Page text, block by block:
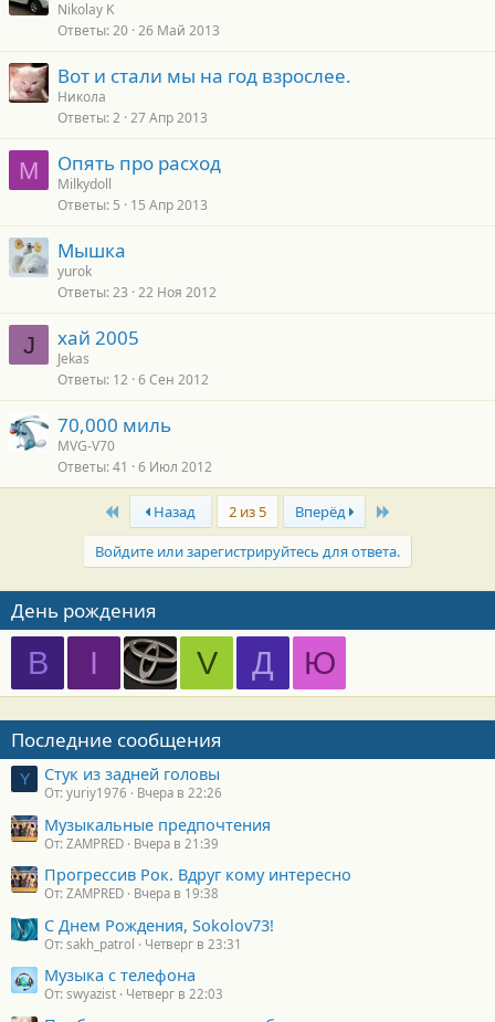
Nikolay K
Ответы 20 26 Май 2013
Вот и стали мы на год взрослее.
Никола
Ответы 2 27 Апр 2013
M Опять про расход
Milkydoll
Ответы 5 15 Апр 2013
Мышка
yurok
Ответы 23 22 Ноя 2012
J хай 2005
Jekas
Ответы 12 6 Сен 2012
70,000 миль
MVG-V70
Ответы 41 6 Июл 2012
First Назад 2 из 5 Вперёд
Войдите или зарегистрируйтесь для ответа.
День рождения
B I V Д Ю
Последние сообщения
Y Стук из задней головы
От: yuriy1976 Вчера в 22:26
Музыкальные предпочтения
От: ZAMPRED Вчера в 21:39
Прогрессив Рок. Вдруг кому интересно
От: ZAMPRED Вчера в 19:38
С Днем Рождения, Sokolov73!
От: sakh_patrol Четверг в 23:31
Музыка с телефона
От: swyazist Четверг в 22:03